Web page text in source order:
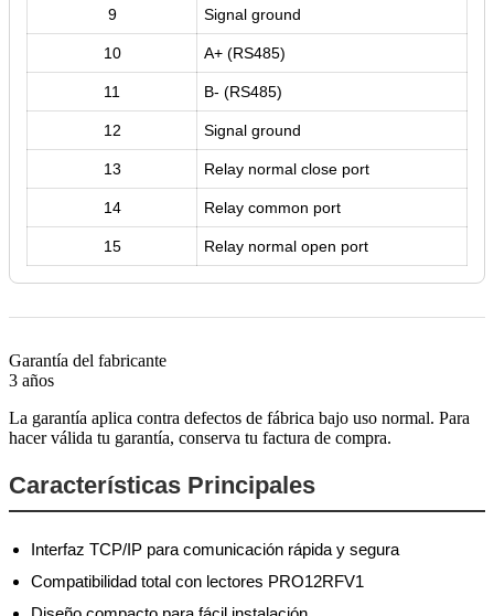
9 Signal ground
10 A+ (RS485)
11 B- (RS485)
12 Signal ground
13 Relay normal close port
14 Relay common port
15 Relay normal open port
Garantía del fabricante
3 años
La garantía aplica contra defectos de fábrica bajo uso normal. Para
hacer válida tu garantía, conserva tu factura de compra.
Características Principales
Interfaz TCP/IP para comunicación rápida y segura
Compatibilidad total con lectores PRO12RFV1